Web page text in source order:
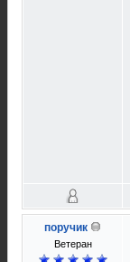
поручик
Ветеран